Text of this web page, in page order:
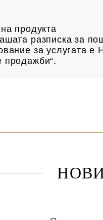
продукта
разписка за
за услугата
продажби“.